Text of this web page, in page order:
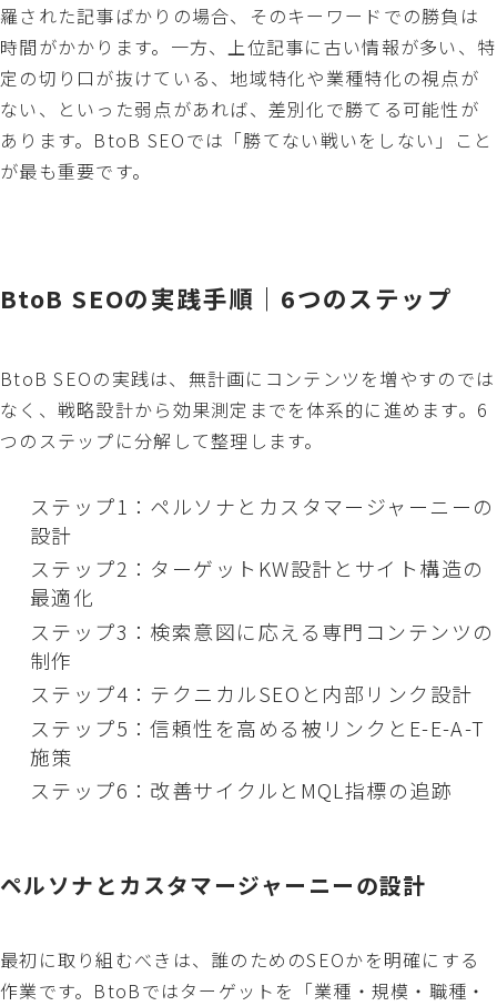
羅された記事ばかりの場合、そのキーワードでの勝負は
時間がかかります。一方、上位記事に古い情報が多い、特
定の切り口が抜けている、地域特化や業種特化の視点が
ない、といった弱点があれば、差別化で勝てる可能性が
あります。BtoB SEOでは「勝てない戦いをしない」こと
が最も重要です。
BtoB SEOの実践手順｜6つのステップ
BtoB SEOの実践は、無計画にコンテンツを増やすのでは
なく、戦略設計から効果測定までを体系的に進めます。6
つのステップに分解して整理します。
ステップ1：ペルソナとカスタマージャーニーの
設計
ステップ2：ターゲットKW設計とサイト構造の
最適化
ステップ3：検索意図に応える専門コンテンツの
制作
ステップ4：テクニカルSEOと内部リンク設計
ステップ5：信頼性を高める被リンクとE-E-A-T
施策
ステップ6：改善サイクルとMQL指標の追跡
ペルソナとカスタマージャーニーの設計
最初に取り組むべきは、誰のためのSEOかを明確にする
作業です。BtoBではターゲットを「業種・規模・職種・